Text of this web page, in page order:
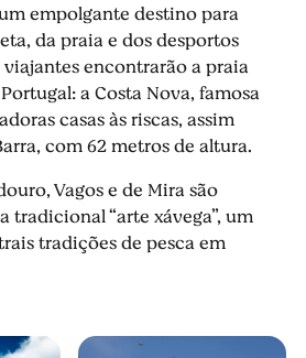
empolgante destino para
da praia e dos desportos
encontrarão a praia
a Costa Nova, famosa
casas às riscas, assim
com 62 metros de altura.
Vagos e de Mira são
tradicional “arte xávega”, um
tradições de pesca em